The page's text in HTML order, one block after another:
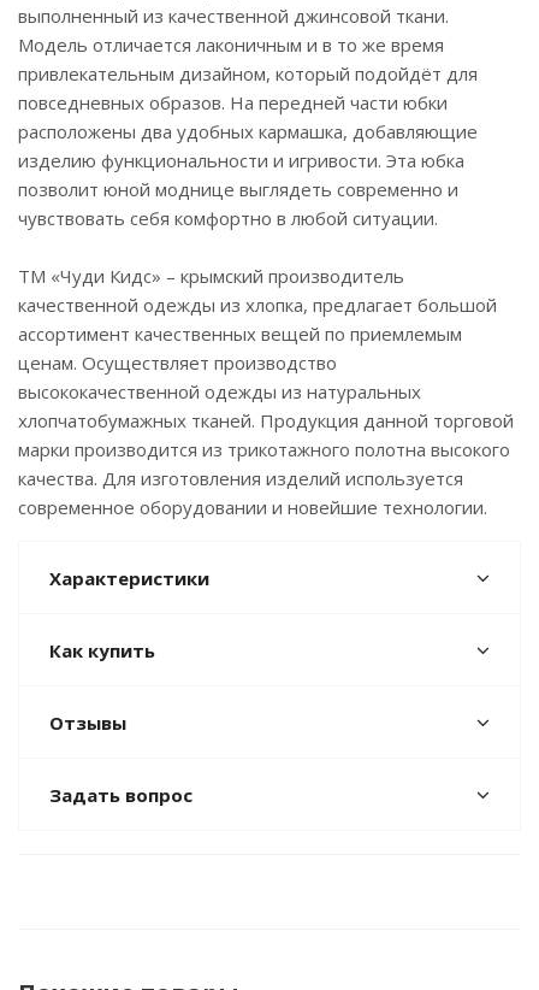
выполненный из качественной джинсовой ткани.
Модель отличается лаконичным и в то же время
привлекательным дизайном, который подойдёт для
повседневных образов. На передней части юбки
расположены два удобных кармашка, добавляющие
изделию функциональности и игривости. Эта юбка
позволит юной моднице выглядеть современно и
чувствовать себя комфортно в любой ситуации.
ТМ «Чуди Кидс» – крымский производитель
качественной одежды из хлопка, предлагает большой
ассортимент качественных вещей по приемлемым
ценам. Осуществляет производство
высококачественной одежды из натуральных
хлопчатобумажных тканей. Продукция данной торговой
марки производится из трикотажного полотна высокого
качества. Для изготовления изделий используется
современное оборудовании и новейшие технологии.
Характеристики
Как купить
Отзывы
Задать вопрос